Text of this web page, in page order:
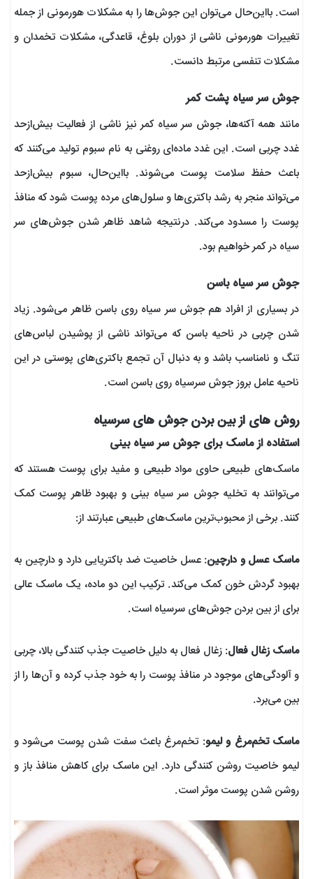
است. بااین‌حال می‌توان این جوش‌ها را به مشکلات هورمونی از جمله
تغییرات هورمونی ناشی از دوران بلوغ، قاعدگی، مشکلات تخمدان و
مشکلات تنفسی مرتبط دانست.
جوش سر سیاه پشت کمر
مانند همه آکنه‌ها، جوش سر سیاه کمر نیز ناشی از فعالیت بیش‌ازحد
غدد چربی است. این غدد ماده‌ای روغنی به نام سبوم تولید می‌کنند که
باعث حفظ سلامت پوست می‌شوند. بااین‌حال، سبوم بیش‌ازحد
می‌تواند منجر به رشد باکتری‌ها و سلول‌های مرده پوست شود که منافذ
پوست را مسدود می‌کند. درنتیجه شاهد ظاهر شدن جوش‌های سر
سیاه در کمر خواهیم بود.
جوش سر سیاه باسن
در بسیاری از افراد هم جوش سر سیاه روی باسن ظاهر می‌شود. زیاد
شدن چربی در ناحیه باسن که می‌تواند ناشی از پوشیدن لباس‌های
تنگ و نامناسب باشد و به دنبال آن تجمع باکتری‌های پوستی در این
ناحیه عامل بروز جوش سرسیاه روی باسن است.
روش‌ های از بین بردن جوش های سرسیاه
استفاده از ماسک برای جوش سر سیاه بینی
ماسک‌های طبیعی حاوی مواد طبیعی و مفید برای پوست هستند که
می‌توانند به تخلیه جوش سر سیاه بینی و بهبود ظاهر پوست کمک
کنند. برخی از محبوب‌ترین ماسک‌های طبیعی عبارتند از:
ماسک عسل و دارچین: عسل خاصیت ضد باکتریایی دارد و دارچین به
بهبود گردش خون کمک می‌کند. ترکیب این دو ماده، یک ماسک عالی
برای از بین بردن جوش‌های سرسیاه است.
ماسک زغال فعال: زغال فعال به دلیل خاصیت جذب کنندگی بالا، چربی
و آلودگی‌های موجود در منافذ پوست را به خود جذب کرده و آن‌ها را از
بین می‌برد.
ماسک تخم‌مرغ و لیمو: تخم‌مرغ باعث سفت شدن پوست می‌شود و
لیمو خاصیت روشن کنندگی دارد. این ماسک برای کاهش منافذ باز و
روشن شدن پوست موثر است.